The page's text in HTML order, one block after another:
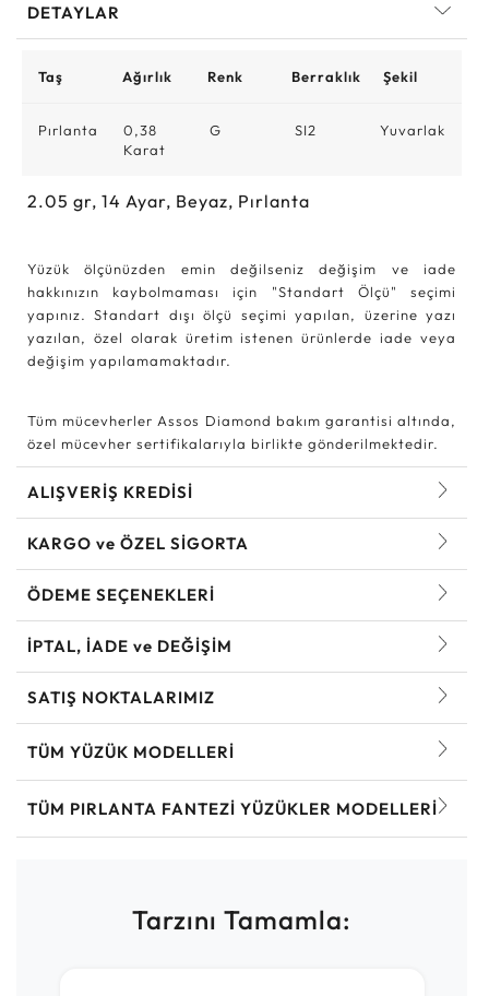
DETAYLAR
Taş Ağırlık Renk Berraklık Şekil
Pırlanta
0,38
Karat
G SI2 Yuvarlak
2.05 gr, 14 Ayar, Beyaz, Pırlanta
Yüzük ölçünüzden emin değilseniz değişim ve iade
hakkınızın kaybolmaması için "Standart Ölçü" seçimi
yapınız. Standart dışı ölçü seçimi yapılan, üzerine yazı
yazılan, özel olarak üretim istenen ürünlerde iade veya
değişim yapılamamaktadır.
Tüm mücevherler Assos Diamond bakım garantisi altında,
özel mücevher sertifikalarıyla birlikte gönderilmektedir.
ALIŞVERİŞ KREDİSİ
KARGO ve ÖZEL SİGORTA
ÖDEME SEÇENEKLERİ
İPTAL, İADE ve DEĞİŞİM
SATIŞ NOKTALARIMIZ
TÜM YÜZÜK MODELLERI
TÜM PIRLANTA FANTEZI YÜZÜKLER MODELLERI
Tarzını Tamamla: